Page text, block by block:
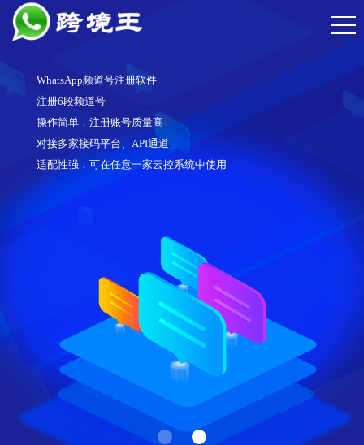
WhatsApp频道号注册软件
注册6段频道号
操作简单，注册账号质量高
对接多家接码平台、API通道
适配性强，可在任意一家云控系统中使用